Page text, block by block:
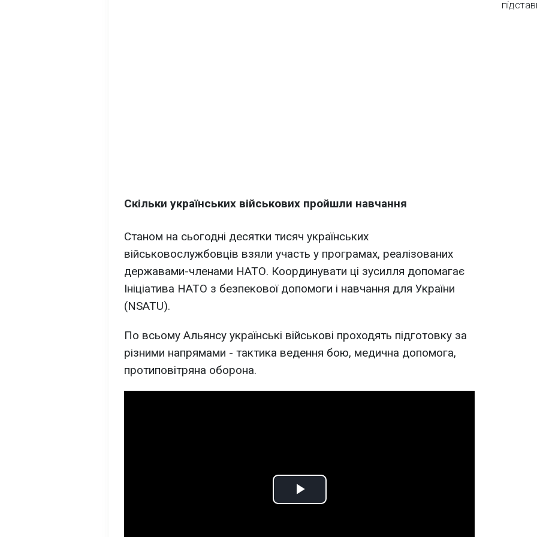
Скільки українських військових пройшли навчання
Станом на сьогодні десятки тисяч українських
військовослужбовців взяли участь у програмах, реалізованих
державами-членами НАТО. Координувати ці зусилля допомагає
Ініціатива НАТО з безпекової допомоги і навчання для України
(NSATU).
По всьому Альянсу українські військові проходять підготовку за
різними напрямами - тактика ведення бою, медична допомога,
протиповітряна оборона.
Play